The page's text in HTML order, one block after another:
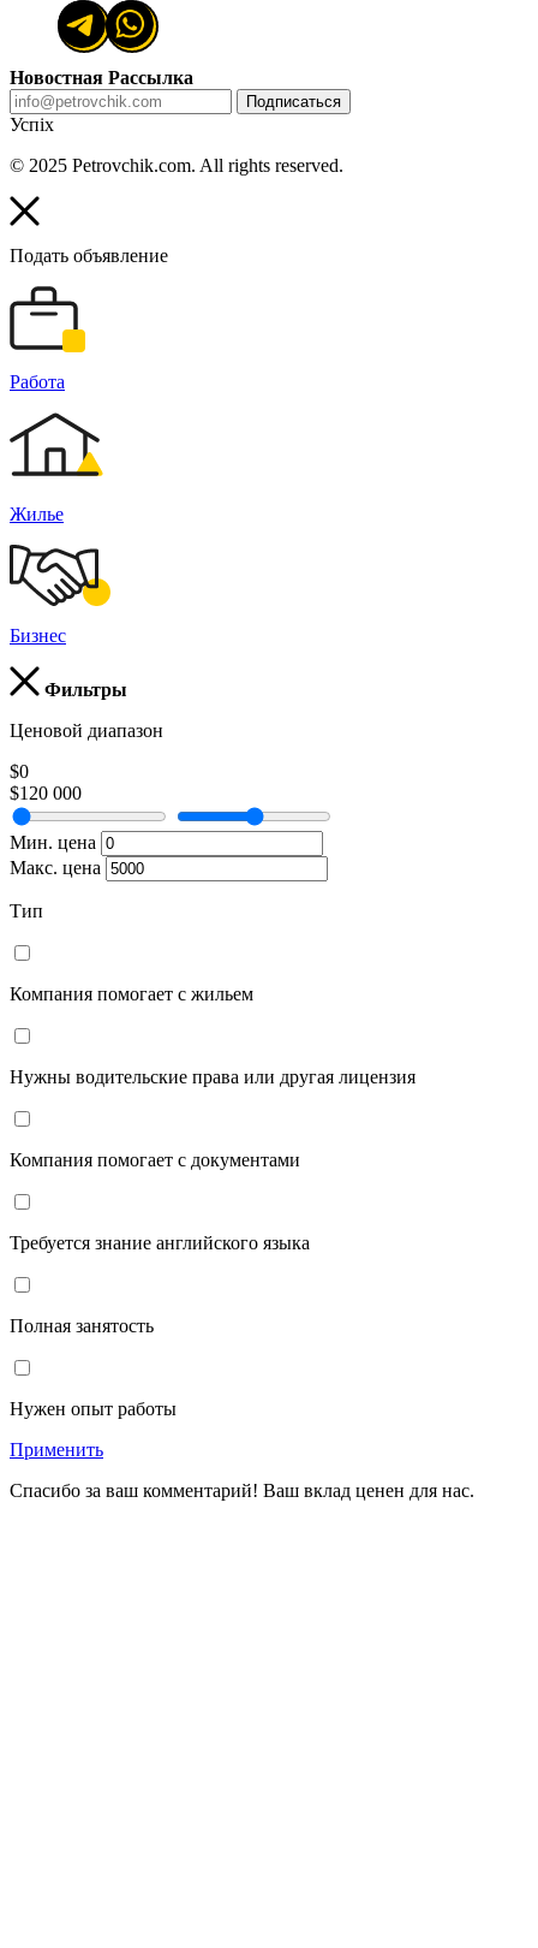
Новостная Рассылка
Подписаться
Успіх
© 2025 Petrovchik.com. All rights reserved.
Подать объявление
Работа
Жилье
Бизнес
Фильтры
Ценовой диапазон
$0
$120 000
Мин. цена
Макс. цена
Тип
Компания помогает с жильем
Нужны водительские права или другая лицензия
Компания помогает с документами
Требуется знание английского языка
Полная занятость
Нужен опыт работы
Применить
Спасибо за ваш комментарий! Ваш вклад ценен для нас.